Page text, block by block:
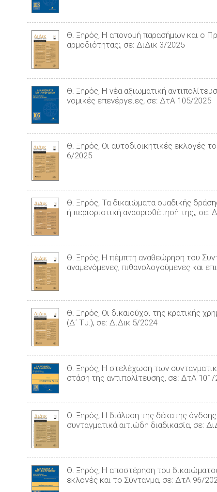
Θ. Ξηρός, Η απονομή παρασήμων και ο
αρμοδιότητας;, σε: ΔιΔικ 3/2025
Θ. Ξηρός, Η νέα αξιωματική
νομικές επενέργειες, σε: ΔτΑ 105/2025
Θ. Ξηρός, Οι αυτοδιοικητικές εκλογές
6/2025
Θ. Ξηρός, Τα δικαιώματα ομαδικής
ή περιοριστική αναοριοθέτησή της;, σε:
Θ. Ξηρός, Η πέμπτη αναθεώρηση του
αναμενόμενες, πιθανολογούμενες και
Θ. Ξηρός, Οι δικαιούχοι της κρατικής
(Δ΄ Τμ.), σε: ΔιΔικ 5/2024
Θ. Ξηρός, Η στελέχωση των
στάση της αντιπολίτευσης, σε: ΔτΑ
Θ. Ξηρός, Η διάλυση της δέκατης
συνταγματικά αιτιώδη διαδικασία, σε:
Θ. Ξηρός, Η αποστέρηση του
εκλογές και το Σύνταγμα, σε: ΔτΑ 96/